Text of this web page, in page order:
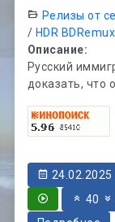
Релизы от
/ HDR
Описание:
Русский
доказать, что
24.02.2025
40